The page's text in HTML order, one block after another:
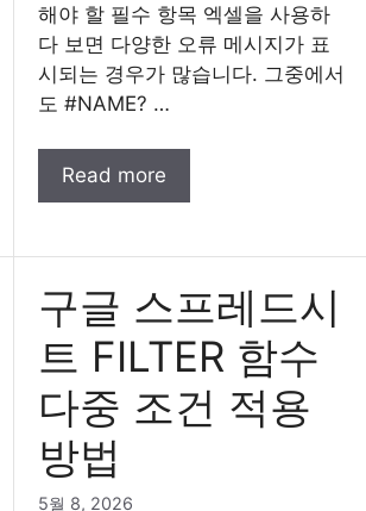
해야 할 필수 항목 엑셀을 사용하
다 보면 다양한 오류 메시지가 표
시되는 경우가 많습니다. 그중에서
도 #NAME? …
Read more
구글 스프레드시
트 FILTER 함수
다중 조건 적용
방법
5월 8, 2026